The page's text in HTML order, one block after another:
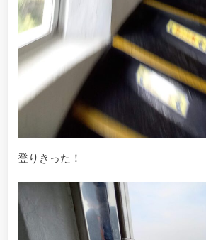
登りきった！